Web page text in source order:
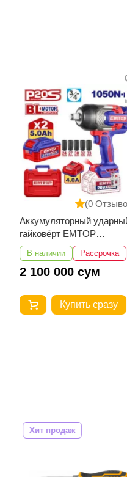
(0 Отзывов)
Аккумуляторный ударный
гайковёрт EMTOP
ECIWL20105
В наличии Рассрочка
2 100 000 сум
Купить сразу
Хит продаж